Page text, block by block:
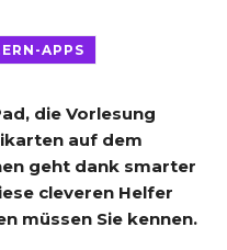
APPS
die Vorlesung
auf dem
geht dank smarter
cleveren Helfer
müssen Sie kennen.